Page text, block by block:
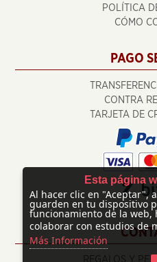
POLÍTICA
CÓMO
PAGO
CONTRA
TARJETA DE
REGALOS Y
Esta página
Al hacer clic en "Aceptar",
guarden en tu dispositivo
funcionamiento de la web,
colaborar con estudios de
Más Información